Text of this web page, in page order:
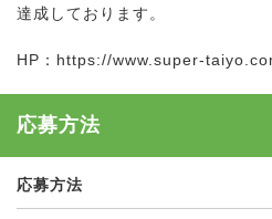
達成しております。
HP：https://www.super-
応募方法
応募方法